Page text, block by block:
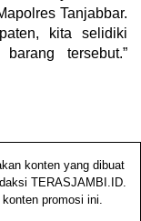
Tanjabbar.
kita selidiki
tersebut.”
konten yang dibuat
TERASJAMBI.ID.
promosi ini.